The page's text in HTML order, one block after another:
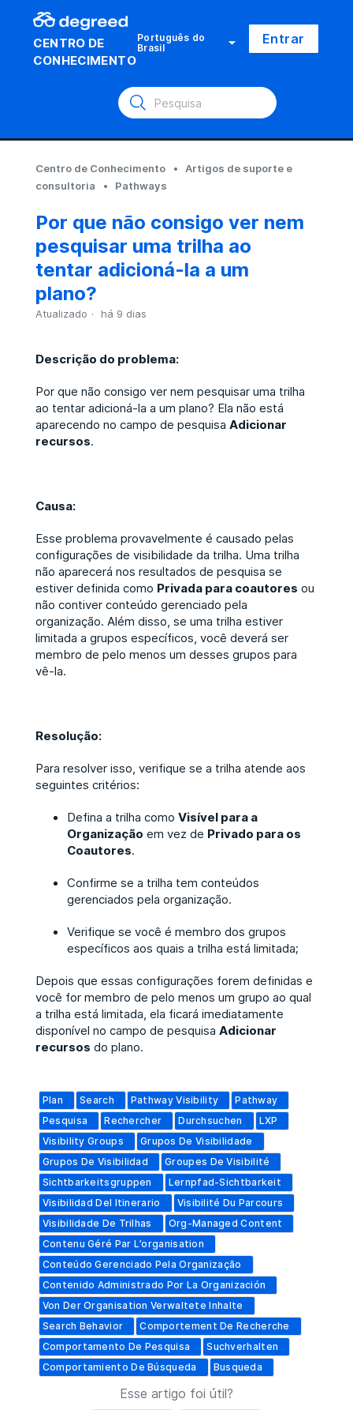
CENTRO DE
CONHECIMENTO
Português do
Brasil Entrar
Centro de Conhecimento
Artigos de suporte e
consultoria
Pathways
Por que não consigo ver nem
pesquisar uma trilha ao
tentar adicioná-la a um
plano?
Atualizado há 9 dias
Descrição do problema:
Por que não consigo ver nem pesquisar uma trilha
ao tentar adicioná-la a um plano? Ela não está
aparecendo no campo de pesquisa Adicionar
recursos.
Causa:
Esse problema provavelmente é causado pelas
configurações de visibilidade da trilha. Uma trilha
não aparecerá nos resultados de pesquisa se
estiver definida como Privada para coautores ou
não contiver conteúdo gerenciado pela
organização. Além disso, se uma trilha estiver
limitada a grupos específicos, você deverá ser
membro de pelo menos um desses grupos para
vê-la.
Resolução:
Para resolver isso, verifique se a trilha atende aos
seguintes critérios:
Defina a trilha como Visível para a
Organização em vez de Privado para os
Coautores.
Confirme se a trilha tem conteúdos
gerenciados pela organização.
Verifique se você é membro dos grupos
específicos aos quais a trilha está limitada;
Depois que essas configurações forem definidas e
você for membro de pelo menos um grupo ao qual
a trilha está limitada, ela ficará imediatamente
disponível no campo de pesquisa Adicionar
recursos do plano.
Plan Search Pathway Visibility
Pathway
Pesquisa
Rechercher Durchsuchen
LXP
Visibility Groups
Grupos De Visibilidade
Grupos De Visibilidad
Groupes De Visibilité
Sichtbarkeitsgruppen
Lernpfad-Sichtbarkeit
Visibilidad Del Itinerario
Visibilité Du Parcours
Visibilidade De Trilhas
Org-Managed Content
Contenu Géré Par L’organisation
Conteúdo Gerenciado Pela Organização
Contenido Administrado Por La Organización
Von Der Organisation Verwaltete Inhalte
Search Behavior
Comportement De Recherche
Comportamento De Pesquisa
Suchverhalten
Comportamiento De Búsqueda
Busqueda
Esse artigo foi útil?